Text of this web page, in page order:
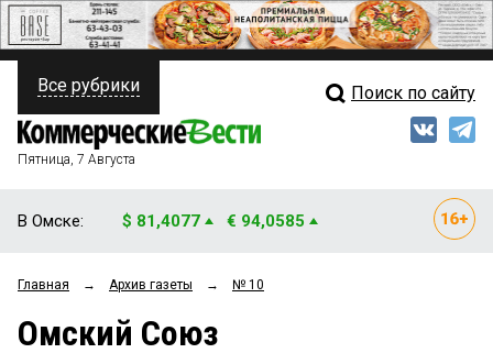
ПОЛИТИКА
ФИНАНСЫ
ОБЩЕСТВО
ЗАКОН
Свежий выпуск
Все рубрики Поиск по сайту
Пятница, 7 Августа
В Омске: $ 81,4077 € 94,0585
Главная → Архив газеты → № 10
Омский Союз